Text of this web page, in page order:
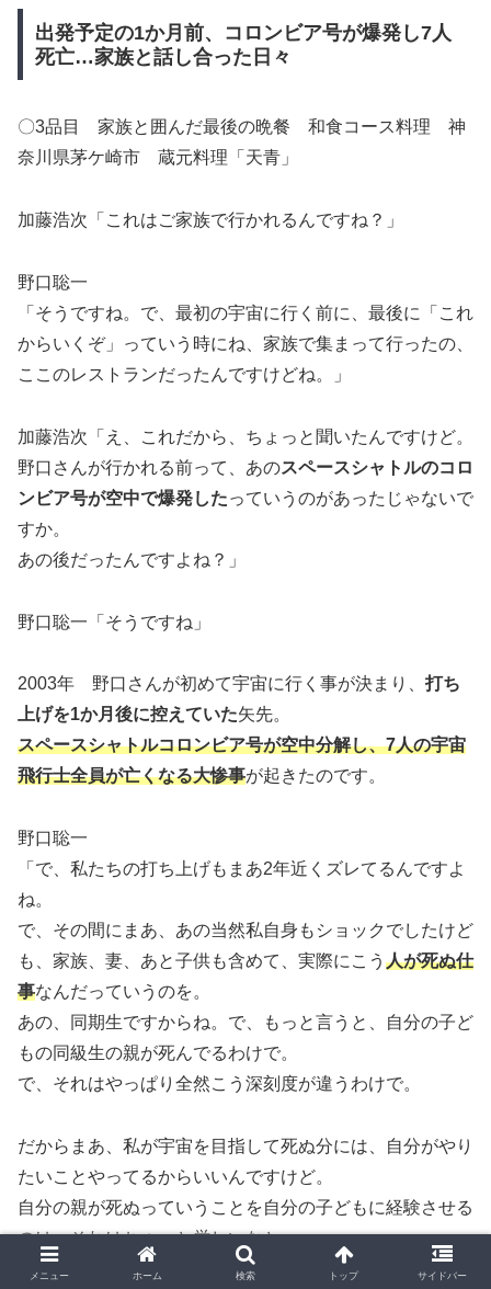
出発予定の1か月前、コロンビア号が爆発し7人
死亡…家族と話し合った日々
〇3品目 家族と囲んだ最後の晩餐 和食コース料理 神
奈川県茅ケ崎市 蔵元料理「天青」
加藤浩次「これはご家族で行かれるんですね？」
野口聡一
「そうですね。で、最初の宇宙に行く前に、最後に「これ
からいくぞ」っていう時にね、家族で集まって行ったの、
ここのレストランだったんですけどね。」
加藤浩次「え、これだから、ちょっと聞いたんですけど。
野口さんが行かれる前って、あのスペースシャトルのコロ
ンビア号が空中で爆発したっていうのがあったじゃないで
すか。
あの後だったんですよね？」
野口聡一「そうですね」
2003年 野口さんが初めて宇宙に行く事が決まり、 打ち
上げを1か月後に控えていた矢先。
スペースシャトルコロンビア号が空中分解し、7人の宇宙
飛行士全員が亡くなる大惨事が起きたのです。
野口聡一
「で、私たちの打ち上げもまあ2年近くズレてるんですよ
ね。
で、その間にまあ、あの当然私自身もショックでしたけど
も、家族、妻、あと子供も含めて、実際にこう 人が死ぬ仕
事なんだっていうのを。
あの、同期生ですからね。で、もっと言うと、自分の子ど
もの同級生の親が死んでるわけで。
で、それはやっぱり全然こう深刻度が違うわけで。
だからまあ、私が宇宙を目指して死ぬ分には、自分がやり
たいことやってるからいいんですけど。
自分の親が死ぬっていうことを自分の子どもに経験させる
のは、それはちょっと厳しいなと。
で、やっぱそういう意味で、ホントに今度宇宙に行く覚悟
メニュー ホーム 検索 トップ サイドバー